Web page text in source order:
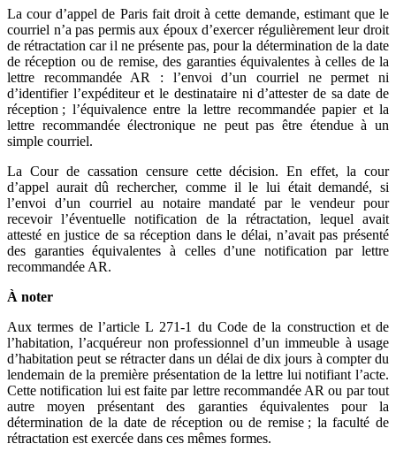
La cour d’appel de Paris fait droit à cette demande, estimant que le
courriel n’a pas permis aux époux d’exercer régulièrement leur droit
de rétractation car il ne présente pas, pour la détermination de la date
de réception ou de remise, des garanties équivalentes à celles de la
lettre recommandée AR : l’envoi d’un courriel ne permet ni
d’identifier l’expéditeur et le destinataire ni d’attester de sa date de
réception ; l’équivalence entre la lettre recommandée papier et la
lettre recommandée électronique ne peut pas être étendue à un
simple courriel.
La Cour de cassation censure cette décision. En effet, la cour
d’appel aurait dû rechercher, comme il le lui était demandé, si
l’envoi d’un courriel au notaire mandaté par le vendeur pour
recevoir l’éventuelle notification de la rétractation, lequel avait
attesté en justice de sa réception dans le délai, n’avait pas présenté
des garanties équivalentes à celles d’une notification par lettre
recommandée AR.
À noter
Aux termes de l’article L 271-1 du Code de la construction et de
l’habitation, l’acquéreur non professionnel d’un immeuble à usage
d’habitation peut se rétracter dans un délai de dix jours à compter du
lendemain de la première présentation de la lettre lui notifiant l’acte.
Cette notification lui est faite par lettre recommandée AR ou par tout
autre moyen présentant des garanties équivalentes pour la
détermination de la date de réception ou de remise ; la faculté de
rétractation est exercée dans ces mêmes formes.